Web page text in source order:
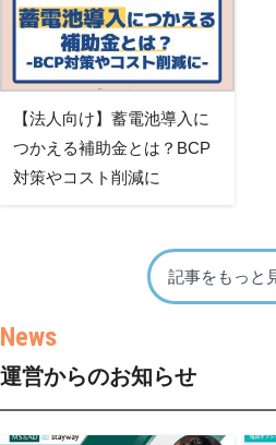
【法人向け】蓄電池導入に
つかえる補助金とは？BCP
対策やコスト削減に
記事をもっと
運営からのお知らせ